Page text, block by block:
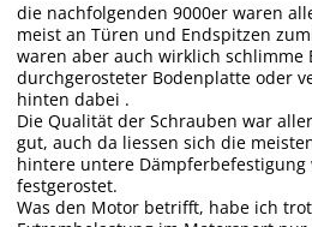
die nachfolgenden 9000er waren
meist an Türen und Endspitzen
waren aber auch wirklich schlimme
durchgerosteter Bodenplatte oder
hinten dabei .
Die Qualität der Schrauben war
gut, auch da liessen sich die
hintere untere
festgerostet.
Was den Motor betrifft, habe ich